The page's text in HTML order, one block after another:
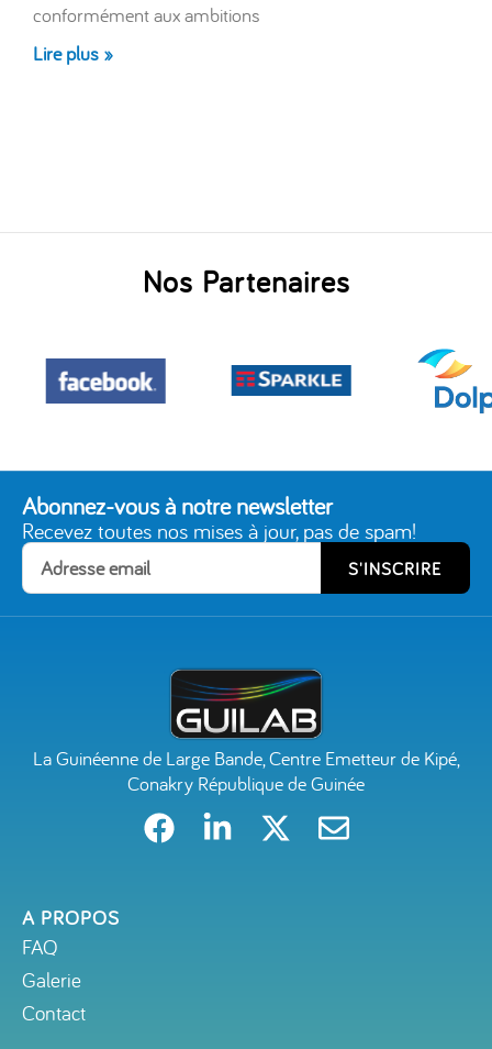
conformément aux ambitions
Lire plus »
Nos Partenaires
Abonnez-vous à notre newsletter
Recevez toutes nos mises à jour, pas de spam!
S'INSCRIRE
La Guinéenne de Large Bande, Centre Emetteur de Kipé,
Conakry République de Guinée
A PROPOS
FAQ
Galerie
Contact